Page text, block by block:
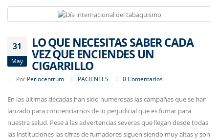
31
May
LO QUE NECESITAS SABER CADA
VEZ QUE ENCIENDES UN
CIGARRILLO
Por Periocentrum PACIENTES 0 Comentarios
En las últimas décadas han sido numerosas las campañas que se han
lanzado para concienciarnos de lo perjudicial que es fumar para
nuestra salud. Pese a las advertencias severas que llegan desde todas
las instituciones las cifras de fumadores siguen siendo muy altas y son